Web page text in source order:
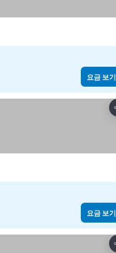
요금 보기
요금 보기